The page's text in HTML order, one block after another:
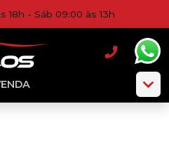
18h - Sáb 09:00 às 13h